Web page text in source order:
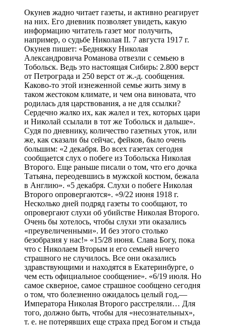
Окунев жадно читает газеты, и активно реагирует
на них. Его дневник позволяет увидеть, какую
информацию читатель газет мог получить,
например, о судьбе Николая II. 7 августа 1917 г.
Окунев пишет: «Бедняжку Николая
Александровича Романова отвезли с семьею в
Тобольск. Ведь это настоящая Сибирь: 2.800 верст
от Петрограда и 250 верст от ж.-д. сообщения.
Каково-то этой изнеженной семье жить зиму в
таком жестоком климате, и чем она виновата, что
родилась для царствования, а не для ссылки?
Сердечно жалко их, как жалел и тех, которых цари
и Николай ссылали в тот же Тобольск и дальше».
Судя по дневнику, количество газетных уток, или
же, как сказали бы сейчас, фейков, было очень
большим: «2 декабря. Во всех газетах сегодня
сообщается слух о побеге из Тобольска Николая
Второго. Еще раньше писали о том, что его дочка
Татьяна, переодевшись в мужской костюм, бежала
в Англию». «5 декабря. Слухи о побеге Николая
Второго опровергаются». «9/22 июня 1918 г.
Несколько дней подряд газеты то сообщают, то
опровергают слухи об убийстве Николая Второго.
Очень бы хотелось, чтобы слухи эти оказались
«преувеличенными». И без этого столько
безобразия у нас!» «15/28 июня. Слава Богу, пока
что с Николаем Вторым и его семьей ничего
страшного не случилось. Все они оказались
здравствующими и находятся в Екатеринбурге, о
чем есть официальное сообщение». «6/19 июля. Но
самое скверное, самое страшное сообщено сегодня
о том, что болезненно ожидалось целый год,—
Императора Николая Второго расстреляли… Для
того, должно быть, чтобы для «несознательных»,
т. е. не потерявших еще страха пред Богом и стыда